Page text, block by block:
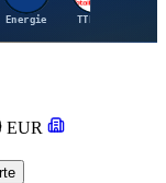
Energie TTE.PA
EUR